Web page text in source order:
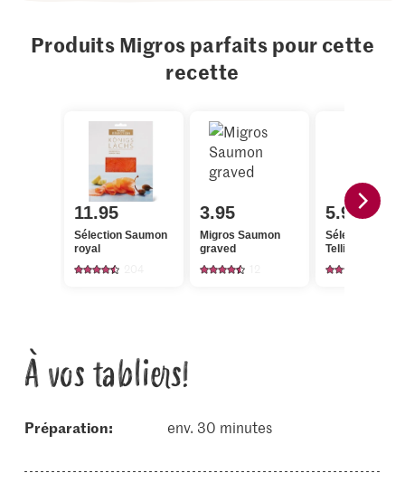
Produits Migros parfaits pour cette
recette
11.95
Sélection Saumon
royal
3.95
Migros Saumon
graved
5.90
Sélection
Tellicherry
À vos tabliers!
Préparation: env. 30 minutes